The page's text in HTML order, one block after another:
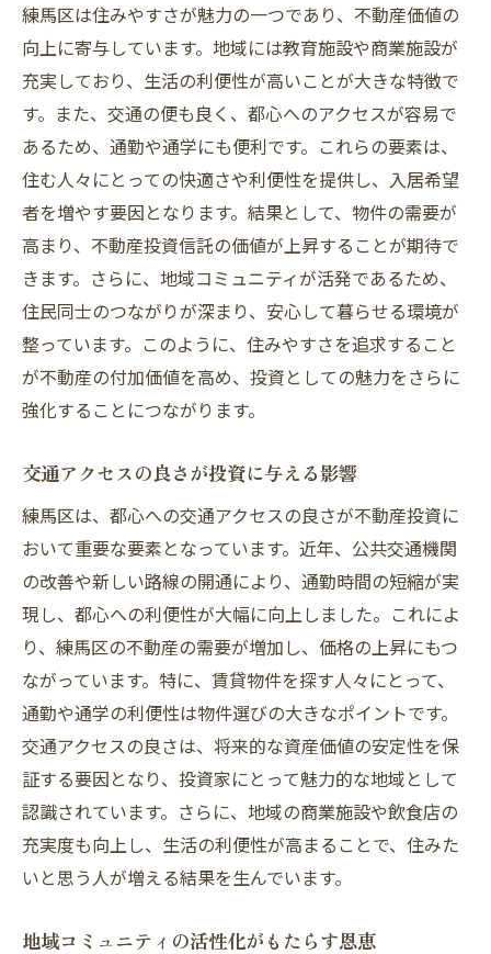
練馬区は住みやすさが魅力の一つであり、不動産価値の
向上に寄与しています。地域には教育施設や商業施設が
充実しており、生活の利便性が高いことが大きな特徴で
す。また、交通の便も良く、都心へのアクセスが容易で
あるため、通勤や通学にも便利です。これらの要素は、
住む人々にとっての快適さや利便性を提供し、入居希望
者を増やす要因となります。結果として、物件の需要が
高まり、不動産投資信託の価値が上昇することが期待で
きます。さらに、地域コミュニティが活発であるため、
住民同士のつながりが深まり、安心して暮らせる環境が
整っています。このように、住みやすさを追求すること
が不動産の付加価値を高め、投資としての魅力をさらに
強化することにつながります。
交通アクセスの良さが投資に与える影響
練馬区は、都心への交通アクセスの良さが不動産投資に
おいて重要な要素となっています。近年、公共交通機関
の改善や新しい路線の開通により、通勤時間の短縮が実
現し、都心への利便性が大幅に向上しました。これによ
り、練馬区の不動産の需要が増加し、価格の上昇にもつ
ながっています。特に、賃貸物件を探す人々にとって、
通勤や通学の利便性は物件選びの大きなポイントです。
交通アクセスの良さは、将来的な資産価値の安定性を保
証する要因となり、投資家にとって魅力的な地域として
認識されています。さらに、地域の商業施設や飲食店の
充実度も向上し、生活の利便性が高まることで、住みた
いと思う人が増える結果を生んでいます。
地域コミュニティの活性化がもたらす恩恵